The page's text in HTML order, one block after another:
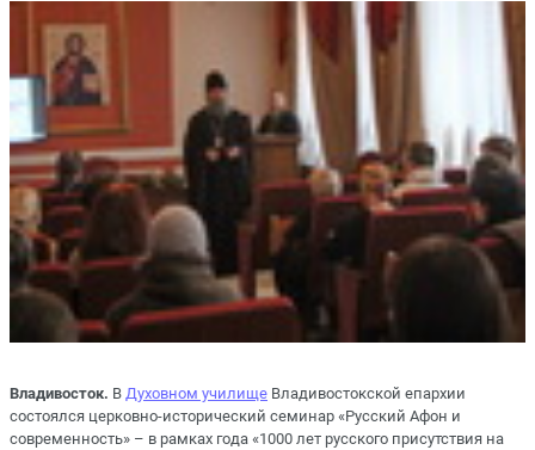
Владивосток. В Духовном училище Владивостокской епархии
состоялся церковно-исторический семинар «Русский Афон и
современность» – в рамках года «1000 лет русского присутствия на